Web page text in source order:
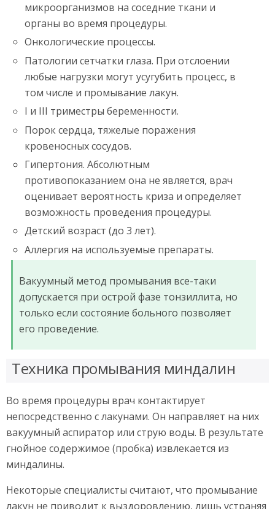
микроорганизмов на соседние ткани и
органы во время процедуры.
Онкологические процессы.
Патологии сетчатки глаза. При отслоении
любые нагрузки могут усугубить процесс, в
том числе и промывание лакун.
I и III триместры беременности.
Порок сердца, тяжелые поражения
кровеносных сосудов.
Гипертония. Абсолютным
противопоказанием она не является, врач
оценивает вероятность криза и определяет
возможность проведения процедуры.
Детский возраст (до 3 лет).
Аллергия на используемые препараты.
Вакуумный метод промывания все-таки
допускается при острой фазе тонзиллита, но
только если состояние больного позволяет
его проведение.
Техника промывания миндалин
Во время процедуры врач контактирует
непосредственно с лакунами. Он направляет на них
вакуумный аспиратор или струю воды. В результате
гнойное содержимое (пробка) извлекается из
миндалины.
Некоторые специалисты считают, что промывание
лакун не приводит к выздоровлению, лишь устраняя